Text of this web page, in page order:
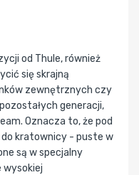
od Thule, również
się skrajną
zewnętrznych czy
generacji,
Oznacza to, że pod
kratownicy - puste w
są w specjalny
wysokiej